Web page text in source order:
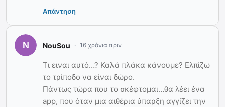
Απάντηση
ΝouSou 16 χρόνια πριν
Τι ειναι αυτό…? Καλά πλάκα κάνουμε? Ελπίζω
το τρίποδο να είναι δώρο.
Πάντως τώρα που το σκέφτομαι…θα λέει ένα
app, που όταν μια αιθέρια ύπαρξη αγγίζει την